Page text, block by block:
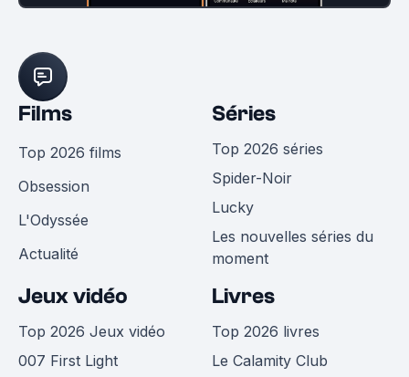
Films
Top 2026 films
Obsession
L'Odyssée
Actualité
Séries
Top 2026 séries
Spider-Noir
Lucky
Les nouvelles séries du
moment
Jeux vidéo
Top 2026 Jeux vidéo
007 First Light
Livres
Top 2026 livres
Le Calamity Club